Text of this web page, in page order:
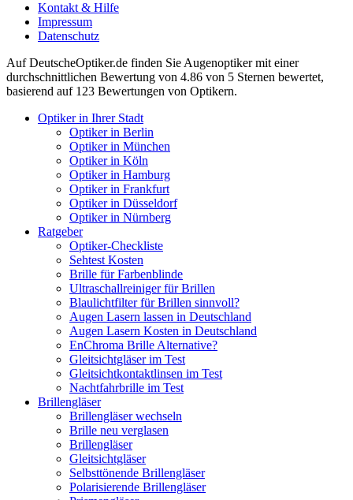
Kontakt & Hilfe
Impressum
Datenschutz
AufDeutscheOptiker.de finden Sie Augenoptiker mit einer
durchschnittlichen Bewertung von 4.86 von 5 Sternen bewertet,
basierend auf 123 Bewertungen von Optikern.
Optiker in Ihrer Stadt
Optiker in Berlin
Optiker in München
Optiker in Köln
Optiker in Hamburg
Optiker in Frankfurt
Optiker in Düsseldorf
Optiker in Nürnberg
Ratgeber
Optiker-Checkliste
Sehtest Kosten
Brille für Farbenblinde
Ultraschallreiniger für Brillen
Blaulichtfilter für Brillen sinnvoll?
Augen Lasern lassen in Deutschland
Augen Lasern Kosten in Deutschland
EnChroma Brille Alternative?
Gleitsichtgläser im Test
Gleitsichtkontaktlinsen im Test
Nachtfahrbrille im Test
Brillengläser
Brillengläser wechseln
Brille neu verglasen
Brillengläser
Gleitsichtgläser
Selbsttönende Brillengläser
Polarisierende Brillengläser